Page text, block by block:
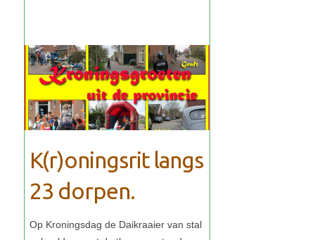
K(r)oningsrit langs
23 dorpen.